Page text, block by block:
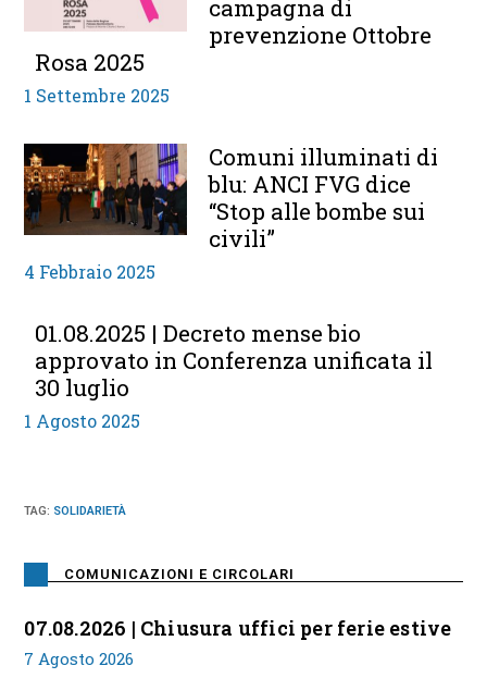
campagna di
prevenzione Ottobre
Rosa 2025
1 Settembre 2025
Comuni illuminati di
blu: ANCI FVG dice
“Stop alle bombe sui
civili”
4 Febbraio 2025
01.08.2025 | Decreto mense bio
approvato in Conferenza unificata il
30 luglio
1 Agosto 2025
TAG: SOLIDARIETÀ
COMUNICAZIONI E CIRCOLARI
07.08.2026 | Chiusura uffici per ferie estive
7 Agosto 2026